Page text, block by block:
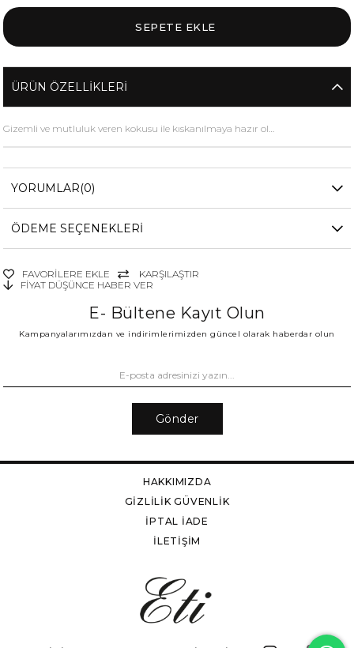
ÜRÜN ÖZELLIKLERI
Gizemli ve mutluluk veren kokusu ile kıskanılmaya hazır ol…
YORUMLAR(0)
ÖDEME SEÇENEKLERI
FAVORILERE EKLE
KARŞILAŞTIR
FIYAT DÜŞÜNCE HABER VER
E- Bültene Kayıt Olun
Kampanyalarımızdan ve indirimlerimizden güncel olarak haberdar olun
Gönder
HAKKIMIZDA
GİZLİLİK GÜVENLİK
İPTAL İADE
İLETİŞİM